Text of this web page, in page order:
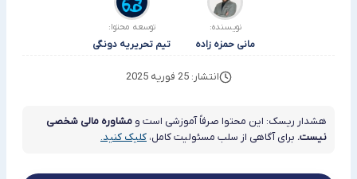
نویسنده:
مانی حمزه زاده
توسعه محتوا:
تیم تحریریه دونگی
انتشار: 25 فوریه 2025
هشدار ریسک: این محتوا صرفاً آموزشی است و مشاوره مالی شخصی
نیست. برای آگاهی از سلب مسئولیت کامل، کلیک کنید.